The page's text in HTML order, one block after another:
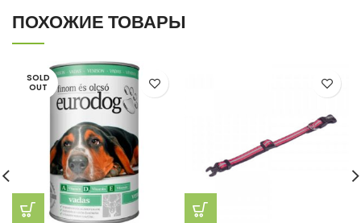
ПОХОЖИЕ ТОВАРЫ
SOLD
OUT